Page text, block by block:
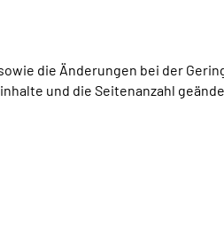
die Änderungen bei der
und die Seitenanzahl